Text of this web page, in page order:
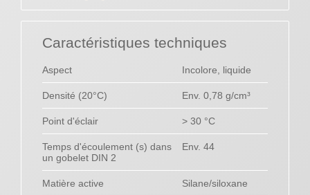
Caractéristiques techniques
Aspect Incolore, liquide
Densité (20°C) Env. 0,78 g/cm³
Point d'éclair > 30 °C
Temps d'écoulement (s) dans
un gobelet DIN 2
Env. 44
Matière active Silane/siloxane